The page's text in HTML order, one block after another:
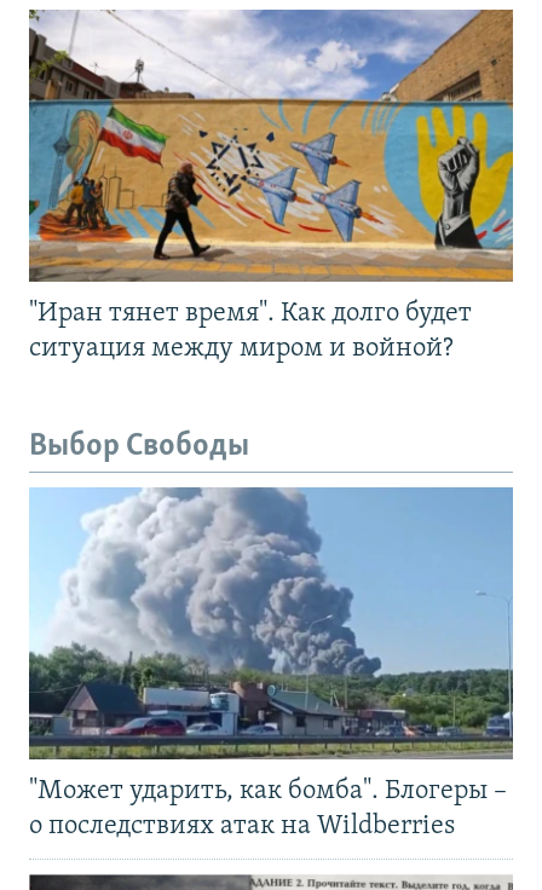
"Иран тянет время". Как долго будет
ситуация между миром и войной?
Выбор Свободы
"Может ударить, как бомба". Блогеры –
о последствиях атак на Wildberries